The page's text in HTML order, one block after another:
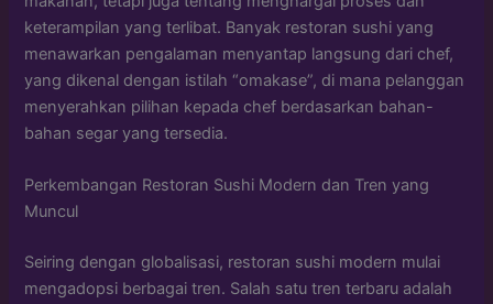
keterampilan yang terlibat. Banyak restoran sushi yang
menawarkan pengalaman menyantap langsung dari chef,
yang dikenal dengan istilah “omakase”, di mana pelanggan
menyerahkan pilihan kepada chef berdasarkan bahan-
bahan segar yang tersedia.
Perkembangan Restoran Sushi Modern dan Tren yang
Muncul
Seiring dengan globalisasi, restoran sushi modern mulai
mengadopsi berbagai tren. Salah satu tren terbaru adalah